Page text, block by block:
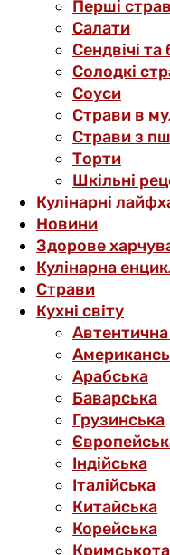
Перші
Салати
Сендвічі
Солодкі
Соуси
Страви в
Страви з
Торти
Шкільні
Кулінарні
Новини
Здорове
Кулінарна
Страви
Кухні світу
Автентична
Арабська
Баварська
Грузинська
Індійська
Італійська
Китайська
Корейська